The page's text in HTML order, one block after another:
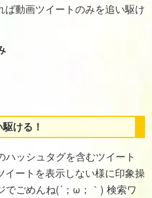
ば動画ツイートのみを追い駆け
ける！
ハッシュタグを含むツイート
イートを表示しない様に印象操
ごめんね(´；ω；｀) 検索ワ